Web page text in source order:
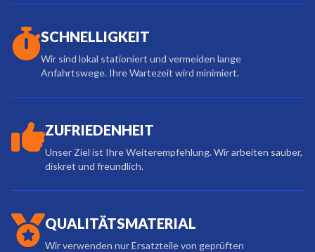
SCHNELLIGKEIT
Wir sind lokal stationiert und vermeiden lange
Anfahrtswege. Ihre Wartezeit wird minimiert.
ZUFRIEDENHEIT
Unser Ziel ist Ihre Weiterempfehlung. Wir arbeiten sauber,
diskret und freundlich.
QUALITÄTSMATERIAL
Wir verwenden nur Ersatzteile von geprüften